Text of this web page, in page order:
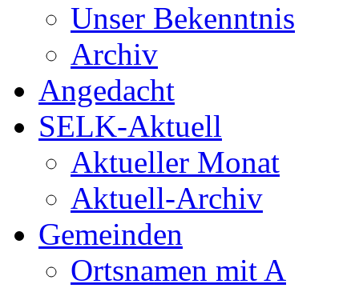
Unser Bekenntnis
Archiv
Angedacht
SELK-Aktuell
Aktueller Monat
Aktuell-Archiv
Gemeinden
Ortsnamen mit A